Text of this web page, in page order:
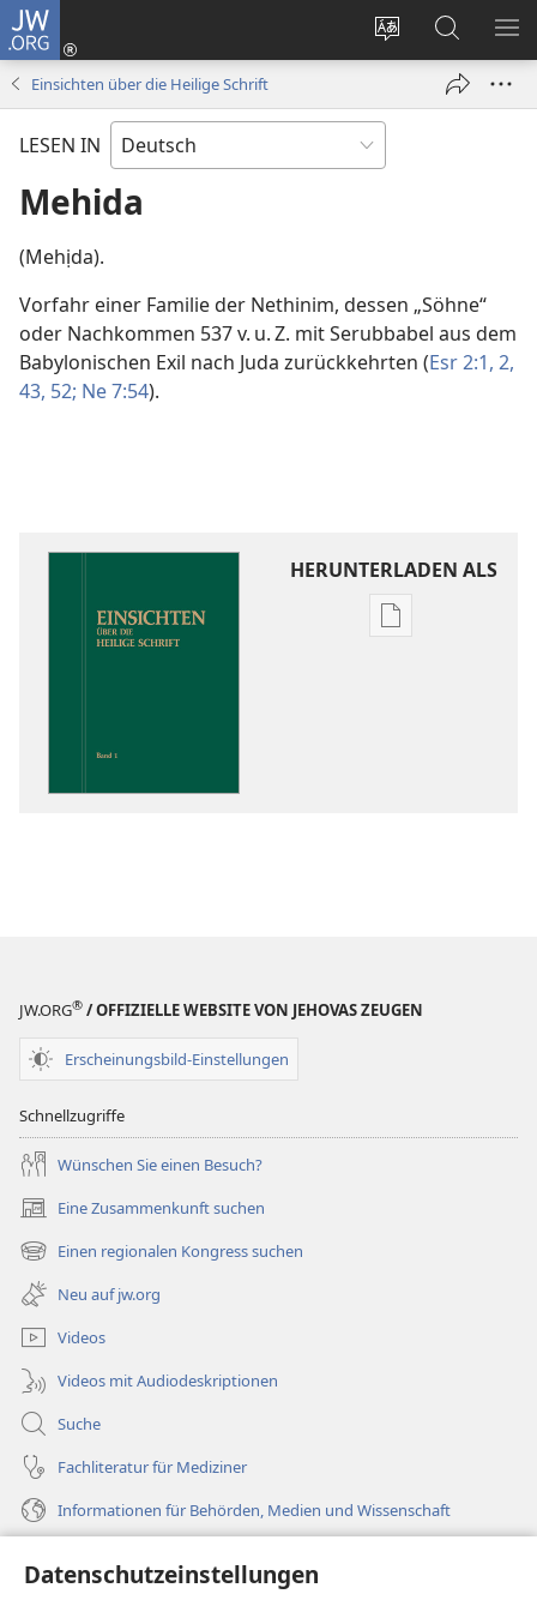
Datenschutzeinstellungen
JW.ORG
Websitesprache
ändern
Anmelden
(öffnet
Suche
Einsichten über die Heilige Schrift
LESEN IN
Mehida
(Mehịda).
Vorfahr einer Familie der Nethinim, dessen „Söhne“
oder Nachkommen 537 v. u. Z. mit Serubbabel aus dem
Babylonischen Exil nach Juda zurückkehrten (Esr 2:1, 2,
43, 52; Ne 7:54).
HERUNTERLADEN ALS
JW.ORG® / OFFIZIELLE WEBSITE VON JEHOVAS ZEUGEN
Erscheinungsbild-Einstellungen
Schnellzugriffe
Wünschen Sie einen Besuch?
Eine Zusammenkunft suchen
(öffnet
neues
Fenster)
Einen regionalen Kongress suchen
(öffnet
neues
Fenster)
Neu auf jw.org
Videos
Videos mit Audiodeskriptionen
Suche
Fachliteratur für Mediziner
Informationen für Behörden, Medien und Wissenschaft